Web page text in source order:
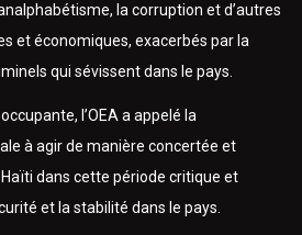
la corruption et d’autres
et économiques, exacerbés par la
qui sévissent dans le pays.
l’OEA a appelé la
à agir de manière concertée et
dans cette période critique et
et la stabilité dans le pays.